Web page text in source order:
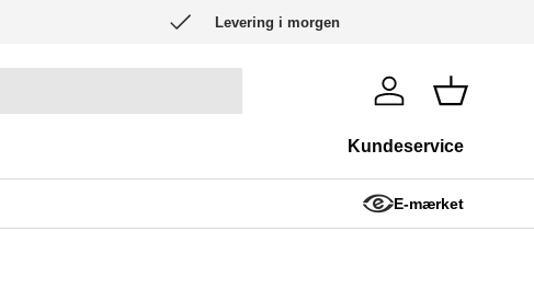
Levering i morgen
Log indKurv
Kundeservice
E-mærket